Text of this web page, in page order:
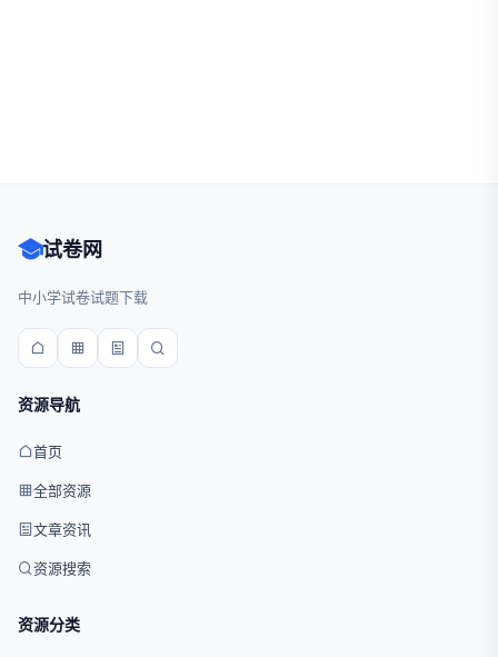
试卷网
中小学试卷试题下载
资源导航
首页
全部资源
文章资讯
资源搜索
资源分类